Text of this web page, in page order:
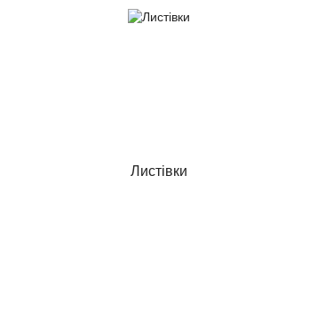
Листівки